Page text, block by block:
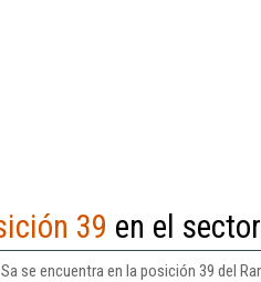
39 en el
se encuentra en la posición 39 del